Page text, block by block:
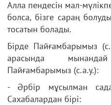
Алла пендесін мал-
болса, бізге сараң
тосатын болады.
Бірде Пайғамбарымыз
арасында
Пайғамбарымыз (с.а.у.):
- Әрбір мұсылман
Сахабалардан бірі: